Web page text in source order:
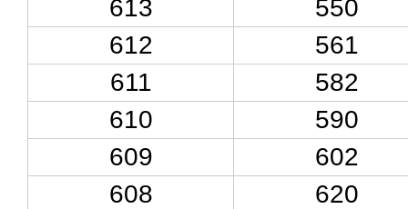
613
550
612
561
611
582
610
590
609
602
608
620